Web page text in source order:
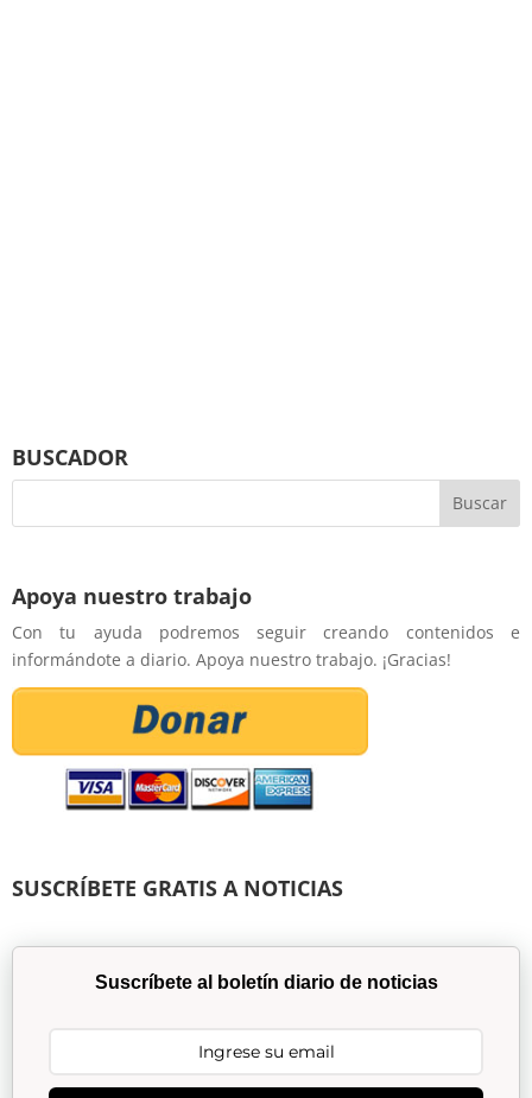
BUSCADOR
Apoya nuestro trabajo
Con tu ayuda podremos seguir creando contenidos e
informándote a diario. Apoya nuestro trabajo. ¡Gracias!
SUSCRÍBETE GRATIS A NOTICIAS
Suscríbete al boletín diario de noticias